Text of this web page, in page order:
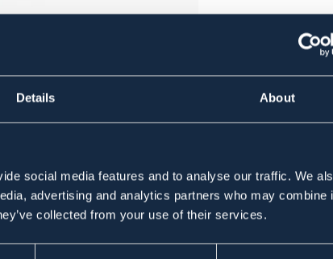
Details About
social media features and to analyse our traffic. We
advertising and analytics partners who may combine
collected from your use of their services.
About the brand